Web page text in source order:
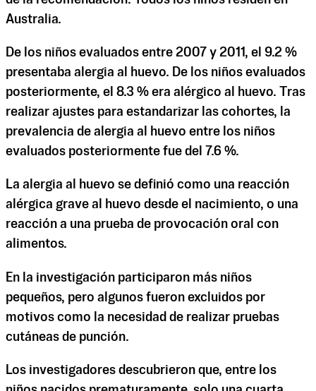
Australia.
De los niños evaluados entre 2007 y 2011, el 9.2 %
presentaba alergia al huevo. De los niños evaluados
posteriormente, el 8.3 % era alérgico al huevo. Tras
realizar ajustes para estandarizar las cohortes, la
prevalencia de alergia al huevo entre los niños
evaluados posteriormente fue del 7.6 %.
La alergia al huevo se definió como una reacción
alérgica grave al huevo desde el nacimiento, o una
reacción a una prueba de provocación oral con
alimentos.
En la investigación participaron más niños
pequeños, pero algunos fueron excluidos por
motivos como la necesidad de realizar pruebas
cutáneas de punción.
Los investigadores descubrieron que, entre los